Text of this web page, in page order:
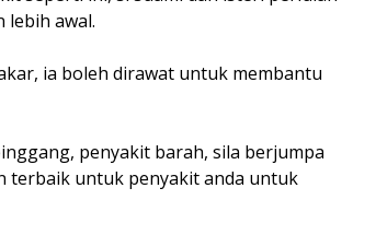
lebih awal.
ia boleh dirawat untuk membantu
penyakit barah, sila berjumpa
terbaik untuk penyakit anda untuk